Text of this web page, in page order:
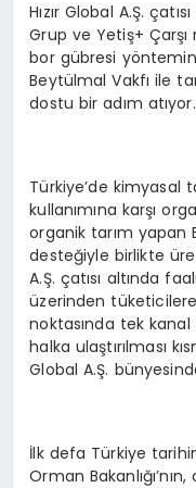
SIYASET
Hızır Global A.Ş.
Grup ve Yetiş+ Çarşı
bor gübresi
Beytülmal Vakfı ile
dostu bir adım atıyor.
Türkiye’de kimyasal
kullanımına karşı
organik tarım yapan
desteğiyle birlikte
A.Ş. çatısı altında
üzerinden
noktasında tek
halka ulaştırılması
Global A.Ş.
İlk defa Türkiye
Orman